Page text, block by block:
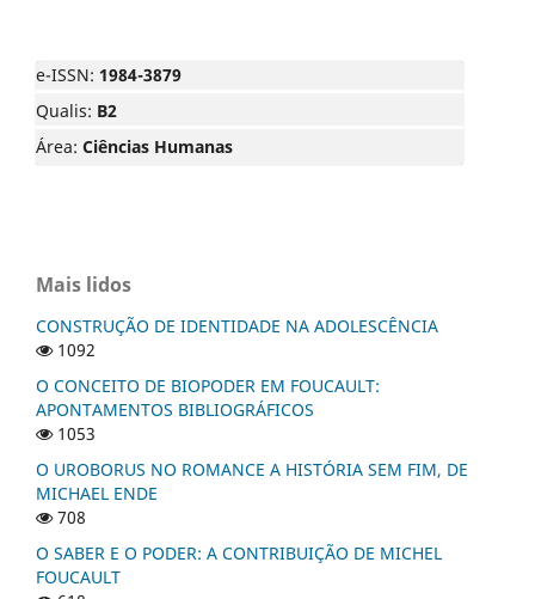
e-ISSN: 1984-3879
Qualis: B2
Área: Ciências Humanas
Mais lidos
CONSTRUÇÃO DE IDENTIDADE NA ADOLESCÊNCIA
1092
O CONCEITO DE BIOPODER EM FOUCAULT:
APONTAMENTOS BIBLIOGRÁFICOS
1053
O UROBORUS NO ROMANCE A HISTÓRIA SEM FIM, DE
MICHAEL ENDE
708
O SABER E O PODER: A CONTRIBUIÇÃO DE MICHEL
FOUCAULT